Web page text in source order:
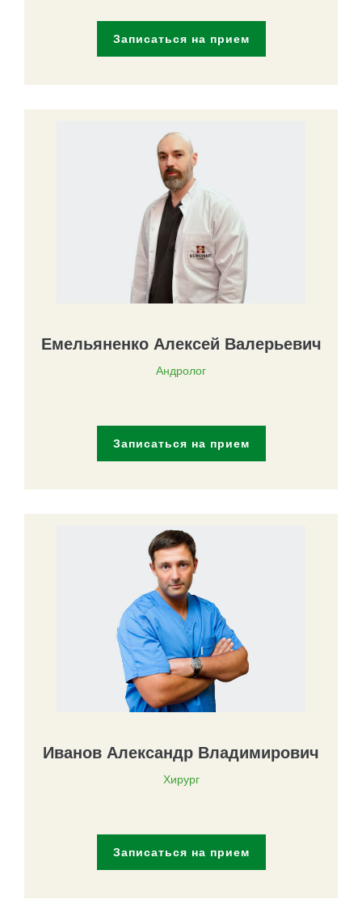
Записаться на прием
Емельяненко Алексей Валерьевич
Андролог
Записаться на прием
Иванов Александр Владимирович
Хирург
Записаться на прием